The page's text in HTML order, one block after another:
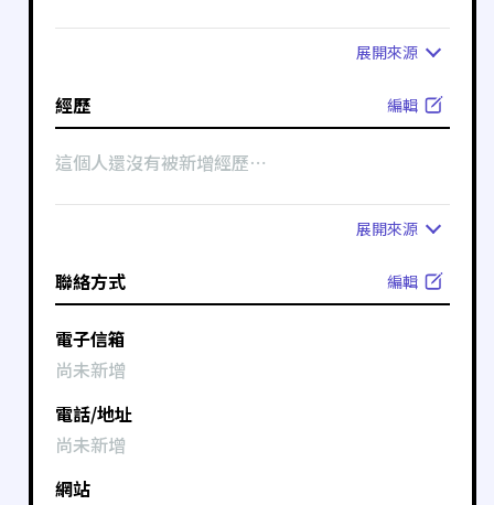
展開來源
經歷 編輯
這個人還沒有被新增經歷⋯
展開來源
聯絡方式 編輯
電子信箱
尚未新增
電話/地址
尚未新增
網站